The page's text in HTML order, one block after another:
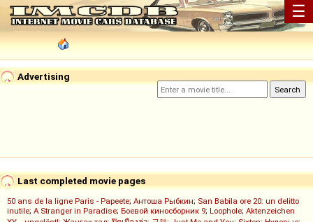
☰
Advertising
Last completed movie pages
50 ans de la ligne Paris - Papeete; Антоша Рыбкин; San Babila ore 20: un delitto
inutile; A Stranger in Paradise; Боевой киносборник 9; Loophole; Aktenzeichen